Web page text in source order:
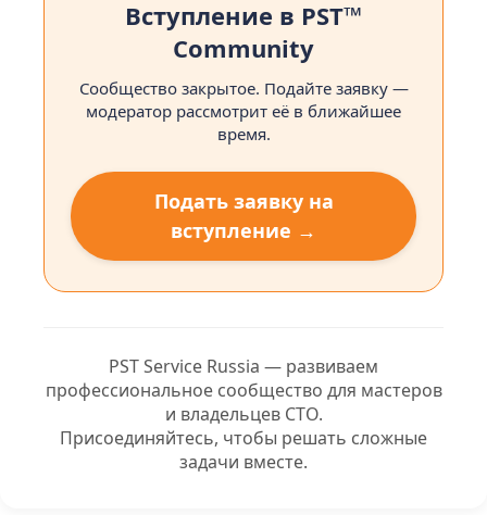
Вступление в PST™
Community
Сообщество закрытое. Подайте заявку —
модератор рассмотрит её в ближайшее
время.
Подать заявку на
вступление →
PST Service Russia — развиваем
профессиональное сообщество для мастеров
и владельцев СТО.
Присоединяйтесь, чтобы решать сложные
задачи вместе.